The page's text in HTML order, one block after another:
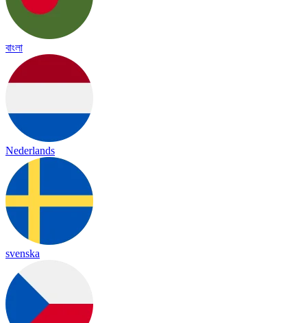
বাংলা
Nederlands
svenska